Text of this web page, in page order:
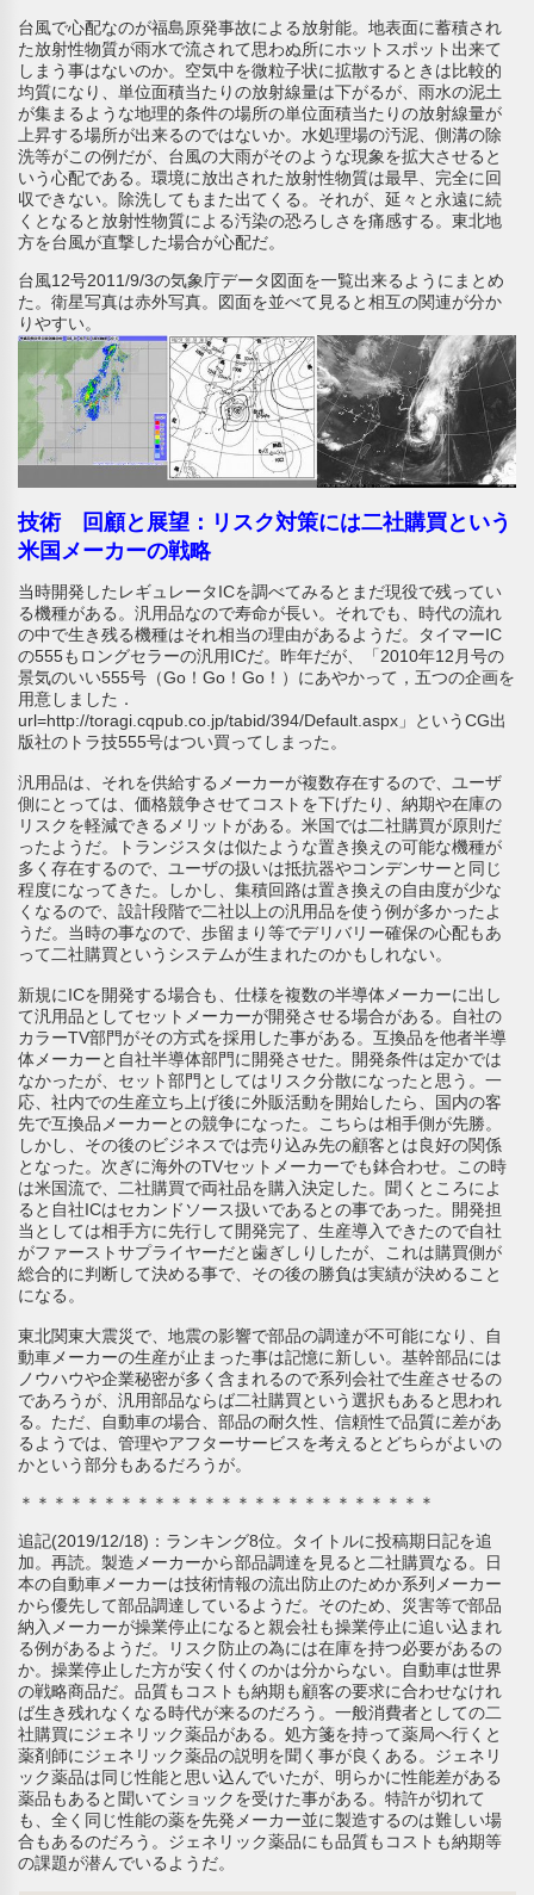
台風で心配なのが福島原発事故による放射能。地表面に蓄積され
た放射性物質が雨水で流されて思わぬ所にホットスポット出来て
しまう事はないのか。空気中を微粒子状に拡散するときは比較的
均質になり、単位面積当たりの放射線量は下がるが、雨水の泥土
が集まるような地理的条件の場所の単位面積当たりの放射線量が
上昇する場所が出来るのではないか。水処理場の汚泥、側溝の除
洗等がこの例だが、台風の大雨がそのような現象を拡大させると
いう心配である。環境に放出された放射性物質は最早、完全に回
収できない。除洗してもまた出てくる。それが、延々と永遠に続
くとなると放射性物質による汚染の恐ろしさを痛感する。東北地
方を台風が直撃した場合が心配だ。
台風12号2011/9/3の気象庁データ図面を一覧出来るようにまとめ
た。衛星写真は赤外写真。図面を並べて見ると相互の関連が分か
りやすい。
技術 回顧と展望：リスク対策には二社購買という
米国メーカーの戦略
当時開発したレギュレータICを調べてみるとまだ現役で残ってい
る機種がある。汎用品なので寿命が長い。それでも、時代の流れ
の中で生き残る機種はそれ相当の理由があるようだ。タイマーIC
の555もロングセラーの汎用ICだ。昨年だが、「2010年12月号の
景気のいい555号（Go！Go！Go！）にあやかって，五つの企画を
用意しました．
url=http://toragi.cqpub.co.jp/tabid/394/Default.aspx」というCG出
版社のトラ技555号はつい買ってしまった。
汎用品は、それを供給するメーカーが複数存在するので、ユーザ
側にとっては、価格競争させてコストを下げたり、納期や在庫の
リスクを軽減できるメリットがある。米国では二社購買が原則だ
ったようだ。トランジスタは似たような置き換えの可能な機種が
多く存在するので、ユーザの扱いは抵抗器やコンデンサーと同じ
程度になってきた。しかし、集積回路は置き換えの自由度が少な
くなるので、設計段階で二社以上の汎用品を使う例が多かったよ
うだ。当時の事なので、歩留まり等でデリバリー確保の心配もあ
って二社購買というシステムが生まれたのかもしれない。
新規にICを開発する場合も、仕様を複数の半導体メーカーに出し
て汎用品としてセットメーカーが開発させる場合がある。自社の
カラーTV部門がその方式を採用した事がある。互換品を他者半導
体メーカーと自社半導体部門に開発させた。開発条件は定かでは
なかったが、セット部門としてはリスク分散になったと思う。一
応、社内での生産立ち上げ後に外販活動を開始したら、国内の客
先で互換品メーカーとの競争になった。こちらは相手側が先勝。
しかし、その後のビジネスでは売り込み先の顧客とは良好の関係
となった。次ぎに海外のTVセットメーカーでも鉢合わせ。この時
は米国流で、二社購買で両社品を購入決定した。聞くところによ
ると自社ICはセカンドソース扱いであるとの事であった。開発担
当としては相手方に先行して開発完了、生産導入できたので自社
がファーストサプライヤーだと歯ぎしりしたが、これは購買側が
総合的に判断して決める事で、その後の勝負は実績が決めること
になる。
東北関東大震災で、地震の影響で部品の調達が不可能になり、自
動車メーカーの生産が止まった事は記憶に新しい。基幹部品には
ノウハウや企業秘密が多く含まれるので系列会社で生産させるの
であろうが、汎用部品ならば二社購買という選択もあると思われ
る。ただ、自動車の場合、部品の耐久性、信頼性で品質に差があ
るようでは、管理やアフターサービスを考えるとどちらがよいの
かという部分もあるだろうが。
＊＊＊＊＊＊＊＊＊＊＊＊＊＊＊＊＊＊＊＊＊＊＊＊＊
追記(2019/12/18)：ランキング8位。タイトルに投稿期日記を追
加。再読。製造メーカーから部品調達を見ると二社購買なる。日
本の自動車メーカーは技術情報の流出防止のためか系列メーカー
から優先して部品調達しているようだ。そのため、災害等で部品
納入メーカーが操業停止になると親会社も操業停止に追い込まれ
る例があるようだ。リスク防止の為には在庫を持つ必要があるの
か。操業停止した方が安く付くのかは分からない。自動車は世界
の戦略商品だ。品質もコストも納期も顧客の要求に合わせなけれ
ば生き残れなくなる時代が来るのだろう。一般消費者としての二
社購買にジェネリック薬品がある。処方箋を持って薬局へ行くと
薬剤師にジェネリック薬品の説明を聞く事が良くある。ジェネリ
ック薬品は同じ性能と思い込んでいたが、明らかに性能差がある
薬品もあると聞いてショックを受けた事がある。特許が切れて
も、全く同じ性能の薬を先発メーカー並に製造するのは難しい場
合もあるのだろう。ジェネリック薬品にも品質もコストも納期等
の課題が潜んでいるようだ。